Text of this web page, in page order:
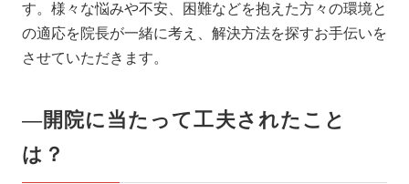
す。様々な悩みや不安、困難などを抱えた方々の環境と
の適応を院長が一緒に考え、解決方法を探すお手伝いを
させていただきます。
―開院に当たって工夫されたこと
は？